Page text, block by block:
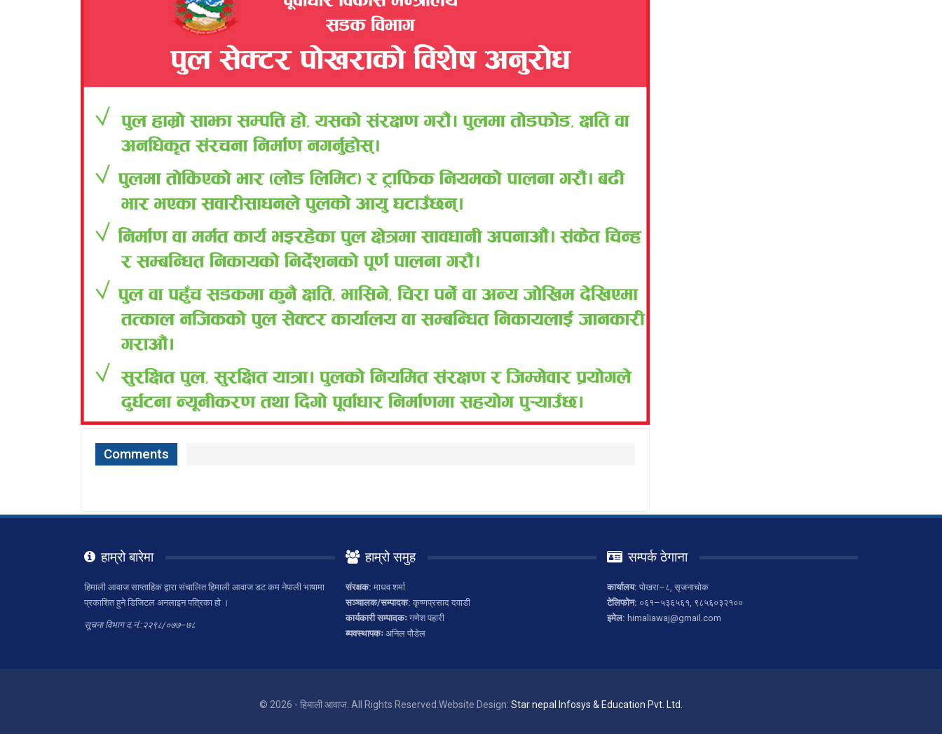
Comments
हाम्रो बारेमा
हिमाली आवाज साप्ताहिक द्वारा संचालित हिमाली आवाज डट कम नेपाली भाषामा
प्रकाशित हुने डिजिटल अनलाइन पत्रिका हो ।
सूचना विभाग द.नं.:२२९८/०७७–७८
हाम्रो समुह
संरक्षक: माधव शर्मा
सञ्चालक/सम्पादक: कृष्णप्रसाद दवाडी
कार्यकारी सम्पादकःगणेश पहारी
ब्यवस्थापकःअनिल पौडेल
सम्पर्क ठेगाना
कार्यालय: पोखरा–८, सृजनाचोक
टेलिफोन: ०६१–५३६५६१, ९८५६०३२१००
इमेल: himaliawaj@gmail.com
© 2026 - हिमाली आवाज. All Rights Reserved. Website Design: Star nepal Infosys & Education Pvt. Ltd.